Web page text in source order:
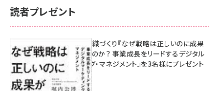
読者プレゼント
成果を生む組織づくり『なぜ戦略は正しいのに成果
があがらないのか？ 事業成長をリードするデジタル
マーケティング・マネジメント』を3名様にプレゼント
8月7日 10:00